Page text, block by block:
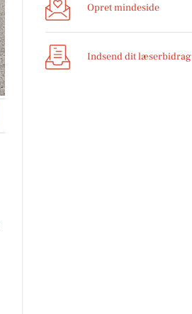
Opret mindeside
Indsend dit læserbidrag